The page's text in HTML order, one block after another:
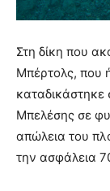
Στη δίκη που
Μπέρτολς, που
Μπελέσης σε
απώλεια του
την ασφάλεια